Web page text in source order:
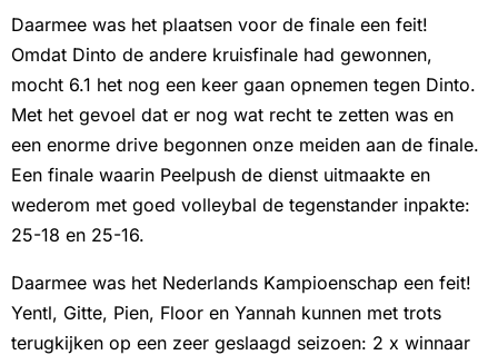
Daarmee was het plaatsen voor de finale een feit!
Omdat Dinto de andere kruisfinale had gewonnen,
mocht 6.1 het nog een keer gaan opnemen tegen Dinto.
Met het gevoel dat er nog wat recht te zetten was en
een enorme drive begonnen onze meiden aan de finale.
Een finale waarin Peelpush de dienst uitmaakte en
wederom met goed volleybal de tegenstander inpakte:
25-18 en 25-16.
Daarmee was het Nederlands Kampioenschap een feit!
Yentl, Gitte, Pien, Floor en Yannah kunnen met trots
terugkijken op een zeer geslaagd seizoen: 2 x winnaar